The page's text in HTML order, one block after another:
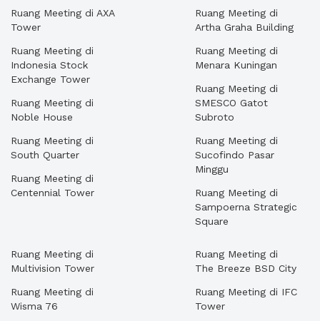
Ruang Meeting di AXA
Tower
Ruang Meeting di
Indonesia Stock
Exchange Tower
Ruang Meeting di
Noble House
Ruang Meeting di
South Quarter
Ruang Meeting di
Centennial Tower
Ruang Meeting di
Artha Graha Building
Ruang Meeting di
Menara Kuningan
Ruang Meeting di
SMESCO Gatot
Subroto
Ruang Meeting di
Sucofindo Pasar
Minggu
Ruang Meeting di
Sampoerna Strategic
Square
Ruang Meeting di
Multivision Tower
Ruang Meeting di
Wisma 76
Ruang Meeting di
The Breeze BSD City
Ruang Meeting di IFC
Tower